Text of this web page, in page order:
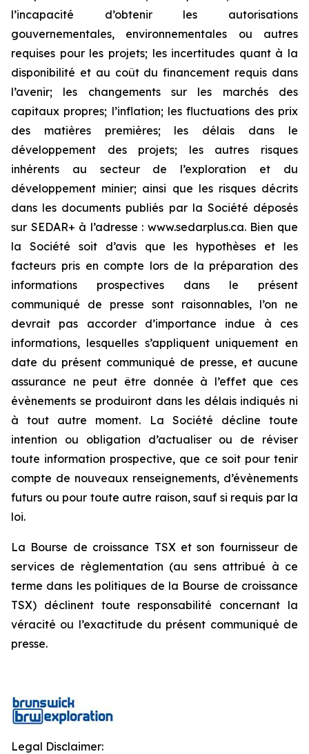
l’incapacité d’obtenir les autorisations
gouvernementales, environnementales ou autres
requises pour les projets; les incertitudes quant à la
disponibilité et au coût du financement requis dans
l’avenir; les changements sur les marchés des
capitaux propres; l’inflation; les fluctuations des prix
des matières premières; les délais dans le
développement des projets; les autres risques
inhérents au secteur de l’exploration et du
développement minier; ainsi que les risques décrits
dans les documents publiés par la Société déposés
sur SEDAR+ à l’adresse : www.sedarplus.ca. Bien que
la Société soit d’avis que les hypothèses et les
facteurs pris en compte lors de la préparation des
informations prospectives dans le présent
communiqué de presse sont raisonnables, l’on ne
devrait pas accorder d’importance indue à ces
informations, lesquelles s’appliquent uniquement en
date du présent communiqué de presse, et aucune
assurance ne peut être donnée à l’effet que ces
évènements se produiront dans les délais indiqués ni
à tout autre moment. La Société décline toute
intention ou obligation d’actualiser ou de réviser
toute information prospective, que ce soit pour tenir
compte de nouveaux renseignements, d’évènements
futurs ou pour toute autre raison, sauf si requis par la
loi.
La Bourse de croissance TSX et son fournisseur de
services de règlementation (au sens attribué à ce
terme dans les politiques de la Bourse de croissance
TSX) déclinent toute responsabilité concernant la
véracité ou l’exactitude du présent communiqué de
presse.
Legal Disclaimer: